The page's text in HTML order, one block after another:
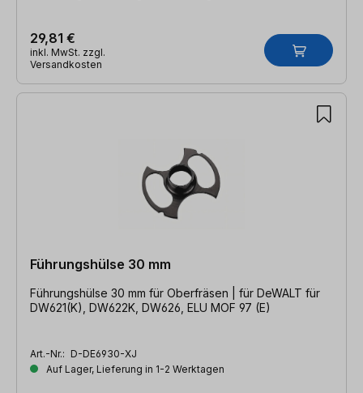
29,81 €
inkl. MwSt. zzgl.
Versandkosten
Führungshülse 30 mm
Führungshülse 30 mm für Oberfräsen | für DeWALT für
DW621(K), DW622K, DW626, ELU MOF 97 (E)
Art.-Nr.: D-DE6930-XJ
Auf Lager, Lieferung in 1-2 Werktagen